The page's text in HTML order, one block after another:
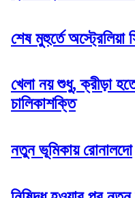
শেষ মুহুর্তে অস্ট্রেলিয়া
খেলা নয় শুধু, ক্রীড়া
চালিকাশক্তি
নতুন ভূমিকায় রোনালদো